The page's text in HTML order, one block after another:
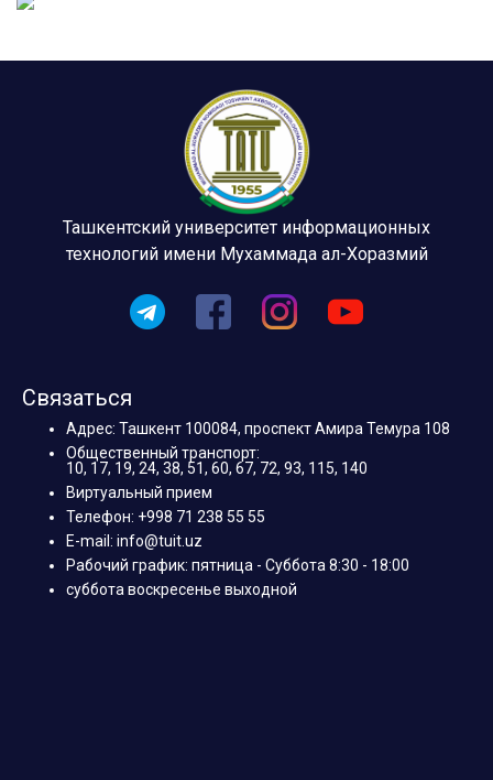
Ташкентский университет информационных
технологий имени Мухаммада ал-Хоразмий
Связаться
Адрес: Ташкент 100084, проспект Амира Темура 108
Общественный транспорт:
10, 17, 19, 24, 38, 51, 60, 67, 72, 93, 115, 140
Виртуальный прием
Телефон: +998 71 238 55 55
E-mail: info@tuit.uz
Рабочий график: пятница - Суббота 8:30 - 18:00
суббота воскресенье выходной